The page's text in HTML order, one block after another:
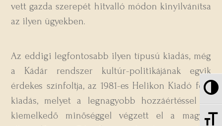
vett gazda szerepét hitvalló módon kinyilvánítsa
az ilyen ügyekben.
Az eddigi legfontosabb ilyen típusú kiadás, még
a Kádár rendszer kultúr-politikájának egyik
érdekes színfoltja, az 1981-es Helikon Kiadó féle
kiadás, melyet a legnagyobb hozzáértéssel és
kiemelkedő minőséggel végzett el a magyar